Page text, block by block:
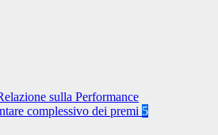
sulla Performance
complessivo dei premi 5